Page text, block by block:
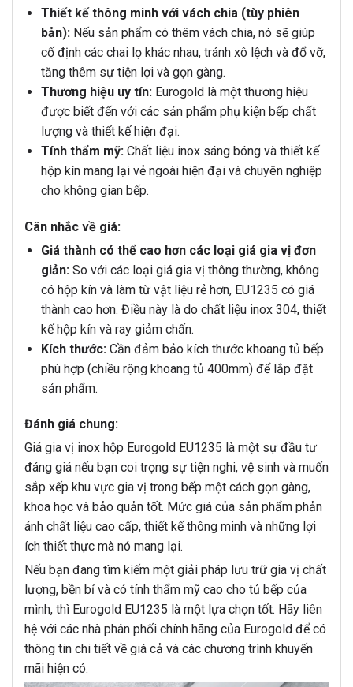
Thiết kế thông minh với vách chia (tùy phiên
bản):Nếu sản phẩm có thêm vách chia, nó sẽ giúp
cố định các chai lọ khác nhau, tránh xô lệch và đổ vỡ,
tăng thêm sự tiện lợi và gọn gàng.
Thương hiệu uy tín:Eurogold là một thương hiệu
được biết đến với các sản phẩm phụ kiện bếp chất
lượng và thiết kế hiện đại.
Tính thẩm mỹ:Chất liệu inox sáng bóng và thiết kế
hộp kín mang lại vẻ ngoài hiện đại và chuyên nghiệp
cho không gian bếp.
Cân nhắc về giá:
Giá thành có thể cao hơn các loại giá gia vị đơn
giản:So với các loại giá gia vị thông thường, không
có hộp kín và làm từ vật liệu rẻ hơn, EU1235 có giá
thành cao hơn. Điều này là do chất liệu inox 304, thiết
kế hộp kín và ray giảm chấn.
Kích thước:Cần đảm bảo kích thước khoang tủ bếp
phù hợp (chiều rộng khoang tủ 400mm) để lắp đặt
sản phẩm.
Đánh giá chung:
Giá gia vị inox hộp Eurogold EU1235 là một sự đầu tư
đáng giá nếu bạn coi trọng sự tiện nghi, vệ sinh và muốn
sắp xếp khu vực gia vị trong bếp một cách gọn gàng,
khoa học và bảo quản tốt. Mức giá của sản phẩm phản
ánh chất liệu cao cấp, thiết kế thông minh và những lợi
ích thiết thực mà nó mang lại.
Nếu bạn đang tìm kiếm một giải pháp lưu trữ gia vị chất
lượng, bền bỉ và có tính thẩm mỹ cao cho tủ bếp của
mình, thì Eurogold EU1235 là một lựa chọn tốt. Hãy liên
hệ với các nhà phân phối chính hãng của Eurogold để có
thông tin chi tiết về giá cả và các chương trình khuyến
mãi hiện có.